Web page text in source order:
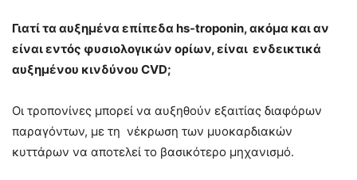
Γιατί τα αυξημένα επίπεδα hs-troponin, ακόμα και αν
είναι εντός φυσιολογικών ορίων, είναι ενδεικτικά
αυξημένου κινδύνου CVD;
Οι τροπονίνες μπορεί να αυξηθούν εξαιτίας διαφόρων
παραγόντων, με τη νέκρωση των μυοκαρδιακών
κυττάρων να αποτελεί το βασικότερο μηχανισμό.